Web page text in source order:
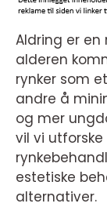
Aldring er
alderen
rynker som
andre å
og mer
vil vi
estetiske
alternativer.